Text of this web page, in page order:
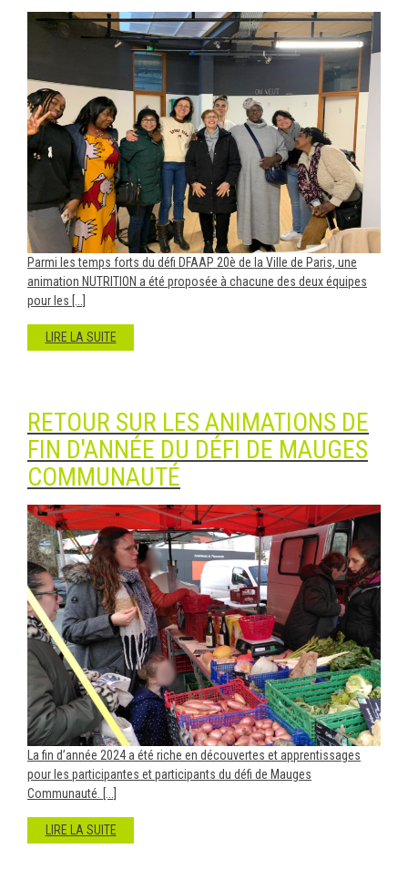
Parmi les temps forts du défi DFAAP 20è de la Ville de Paris, une
animation NUTRITION a été proposée à chacune des deux équipes
pour les [...]
LIRE LA SUITE
RETOUR SUR LES ANIMATIONS DE
FIN D'ANNÉE DU DÉFI DE MAUGES
COMMUNAUTÉ
La fin d’année 2024 a été riche en découvertes et apprentissages
pour les participantes et participants du défi de Mauges
Communauté. [...]
LIRE LA SUITE